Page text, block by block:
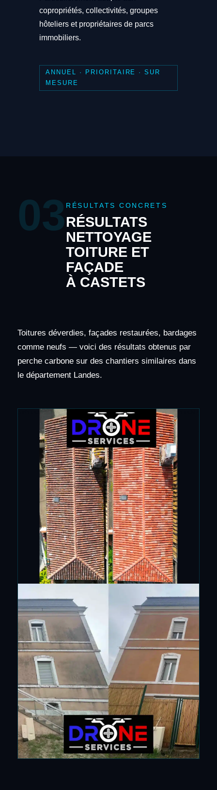
copropriétés, collectivités, groupes
hôteliers et propriétaires de parcs
immobiliers.
ANNUEL · PRIORITAIRE · SUR
MESURE
03 RÉSULTATS CONCRETS
RÉSULTATS
NETTOYAGE
TOITURE ET
FAÇADE
À CASTETS
Toitures déverdies, façades restaurées, bardages
comme neufs — voici des résultats obtenus par
perche carbone sur des chantiers similaires dans
le département Landes.